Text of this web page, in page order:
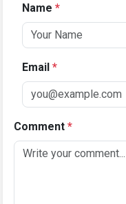
Name *
Email *
Comment *